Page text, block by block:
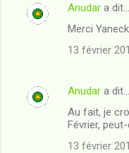
Anudar a dit…
Merci
13 février
Anudar a dit…
Au fait, je
Février,
13 février